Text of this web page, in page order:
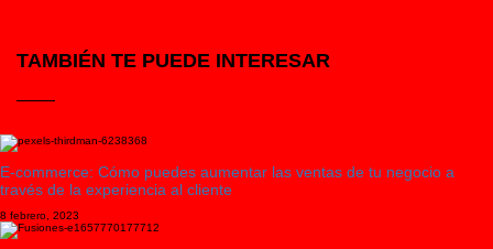
TAMBIÉN TE PUEDE INTERESAR
E-commerce: Cómo puedes aumentar las ventas de tu negocio a
través de la experiencia al cliente
8 febrero, 2023